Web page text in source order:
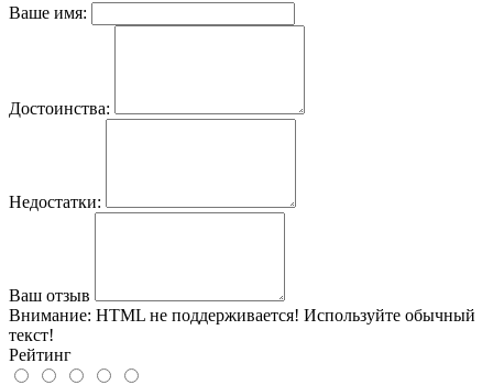
Ваше имя:
Достоинства:
Недостатки:
Ваш отзыв
Внимание: HTML не поддерживается! Используйте обычный
текст!
Рейтинг